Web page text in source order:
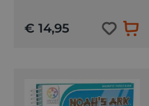
€ 14,95